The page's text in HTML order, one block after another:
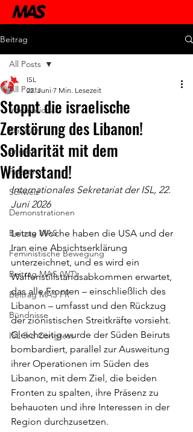
Beitrag
All Posts
International
Deutsch
English
Palästina
Schweiz
Demonstrationen
Beitrag MAS
Feministische Bewegung
Beitrag MAS (WT)
Beitrag MAS FR
Bündnisse
ISL 3rd Congress
All Posts
Stoppt die israelische
Zerstörung des Libanon!
Solidarität mit dem
Widerstand!
ISL
22. Juni 7 Min. Lesezeit
Internationales Sekretariat der ISL, 22.
Juni 2026
Letzte Woche haben die USA und der
Iran eine Absichtserklärung
unterzeichnet, und es wird ein
Waffenstillstandsabkommen erwartet,
das alle Fronten – einschließlich des
Libanon – umfasst und den Rückzug
der zionistischen Streitkräfte vorsieht.
Gleichzeitig wurde der Süden Beiruts
bombardiert, parallel zur Ausweitung
ihrer Operationen im Süden des
Libanon, mit dem Ziel, die beiden
Fronten zu spalten, ihre Präsenz zu
behauoten und ihre Interessen in der
Region durchzusetzen.